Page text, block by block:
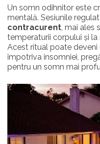
Un somn odihnitor este
mentală. Sesiunile
contracurent, mai ales
temperaturii corpului și la
Acest ritual poate
împotriva insomniei,
pentru un somn mai